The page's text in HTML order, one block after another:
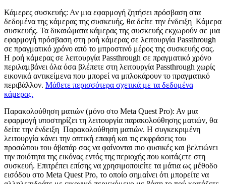
Κάμερες συσκευής: Αν μια εφαρμογή ζητήσει πρόσβαση στα
δεδομένα της κάμερας της συσκευής, θα δείτε την ένδειξη Κάμερα
συσκευής. Τα δικαιώματα κάμερας της συσκευής εκχωρούν σε μια
εφαρμογή πρόσβαση στη ροή κάμερας σε λειτουργία Passthrough
σε πραγματικό χρόνο από το μπροστινό μέρος της συσκευής σας.
Η ροή κάμερας σε λειτουργία Passthrough σε πραγματικό χρόνο
περιλαμβάνει όλα όσα βλέπετε στη λειτουργία Passthrough χωρίς
εικονικά αντικείμενα που μπορεί να μπλοκάρουν το πραγματικό
περιβάλλον. Μάθετε περισσότερα σχετικά με τα δεδομένα
κάμερας.
Παρακολούθηση ματιών (μόνο στο Meta Quest Pro): Αν μια
εφαρμογή υποστηρίζει τη λειτουργία παρακολούθησης ματιών, θα
δείτε την ένδειξη Παρακολούθηση ματιών. Η συγκεκριμένη
λειτουργία κάνει την οπτική επαφή και τις εκφράσεις του
προσώπου του άβατάρ σας να φαίνονται πιο φυσικές και βελτιώνει
την ποιότητα της εικόνας εντός της περιοχής που κοιτάζετε στη
συσκευή. Επιτρέπει επίσης να χρησιμοποιείτε τα μάτια ως μέθοδο
εισόδου στο Meta Quest Pro, το οποίο σημαίνει ότι μπορείτε να